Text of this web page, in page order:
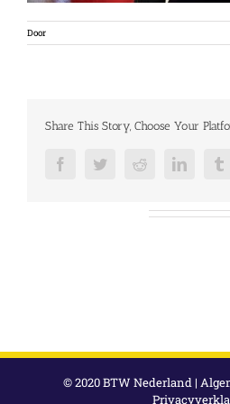
Door
Share This Story, Choose Your
FacebookTwitterRedditLinkedIn
© 2020 BTW Nederland |